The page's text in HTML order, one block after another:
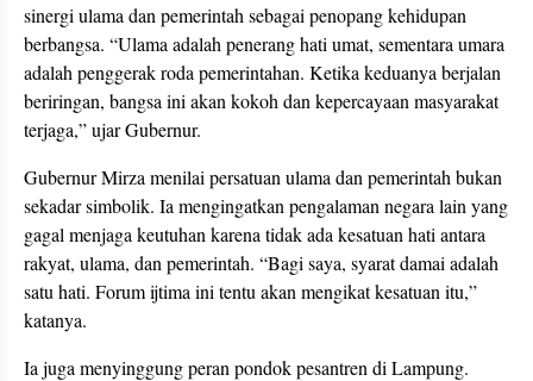
sinergi ulama dan pemerintah sebagai penopang kehidupan
berbangsa. “Ulama adalah penerang hati umat, sementara umara
adalah penggerak roda pemerintahan. Ketika keduanya berjalan
beriringan, bangsa ini akan kokoh dan kepercayaan masyarakat
terjaga,” ujar Gubernur.
Gubernur Mirza menilai persatuan ulama dan pemerintah bukan
sekadar simbolik. Ia mengingatkan pengalaman negara lain yang
gagal menjaga keutuhan karena tidak ada kesatuan hati antara
rakyat, ulama, dan pemerintah. “Bagi saya, syarat damai adalah
satu hati. Forum ijtima ini tentu akan mengikat kesatuan itu,”
katanya.
Ia juga menyinggung peran pondok pesantren di Lampung.